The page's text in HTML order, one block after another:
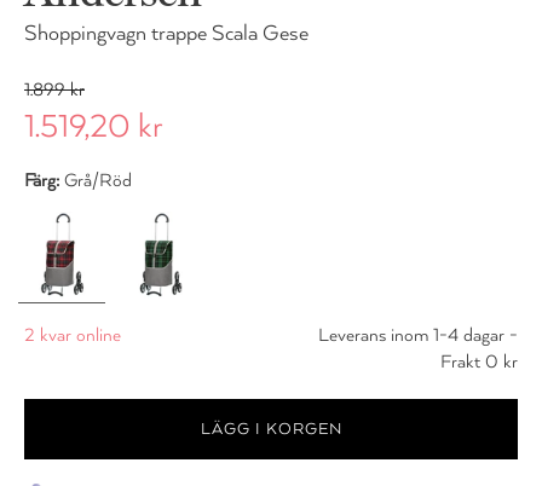
Shoppingvagn trappe Scala Gese
1.899 kr
1.519,20 kr
Färg: Grå/Röd
2 kvar online
Leverans inom 1-4 dagar -
Frakt 0 kr